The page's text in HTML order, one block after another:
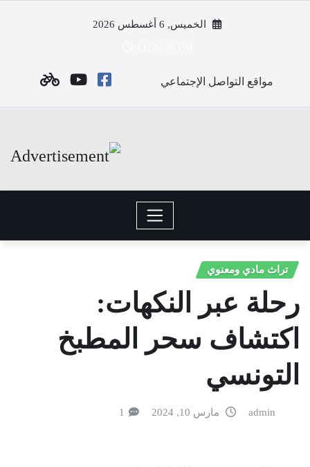
الخميس, 6 أغسطس 2026
مواقع التواصل الإجتماعي
تراث مادي ومعنوي
رحلة عبر النكهات:
اكتشاف سحر المطبخ
التونسي
admin مارس 10, 2024 1